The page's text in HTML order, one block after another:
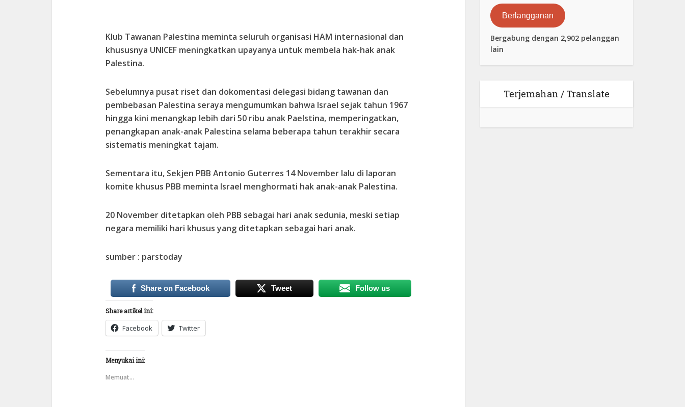
Klub Tawanan Palestina meminta seluruh organisasi HAM internasional dan
khususnya UNICEF meningkatkan upayanya untuk membela hak-hak anak
Palestina.
Sebelumnya pusat riset dan dokomentasi delegasi bidang tawanan dan
pembebasan Palestina seraya mengumumkan bahwa Israel sejak tahun 1967
hingga kini menangkap lebih dari 50 ribu anak Paelstina, memperingatkan,
penangkapan anak-anak Palestina selama beberapa tahun terakhir secara
sistematis meningkat tajam.
Sementara itu, Sekjen PBB Antonio Guterres 14 November lalu di laporan
komite khusus PBB meminta Israel menghormati hak anak-anak Palestina.
20 November ditetapkan oleh PBB sebagai hari anak sedunia, meski setiap
negara memiliki hari khusus yang ditetapkan sebagai hari anak.
sumber : parstoday
Share on Facebook Tweet Follow us
Share artikel ini:
Facebook Twitter
Menyukai ini:
Memuat...
Elektronik
Berlangganan
Bergabung dengan 2,902 pelanggan
lain
Terjemahan / Translate